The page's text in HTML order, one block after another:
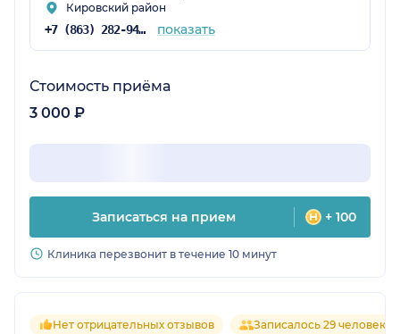
Кировский район
+7 (863) 282-94-46 показать
Стоимость приёма
3 000 ₽
Записаться на прием + 100
Клиника перезвонит в течение 10 минут
Нет отрицательных отзывов Записалось 29 человек